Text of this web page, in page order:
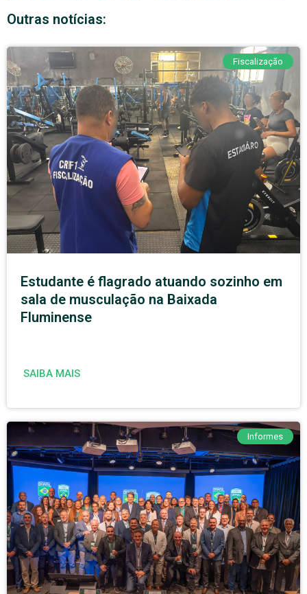
Outras notícias:
Fiscalização
Estudante é flagrado atuando sozinho em
sala de musculação na Baixada
Fluminense
SAIBA MAIS
Informes